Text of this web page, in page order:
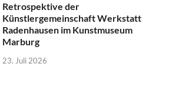
Retrospektive der
Künstlergemeinschaft Werkstatt
Radenhausen im Kunstmuseum
Marburg
23. Juli 2026